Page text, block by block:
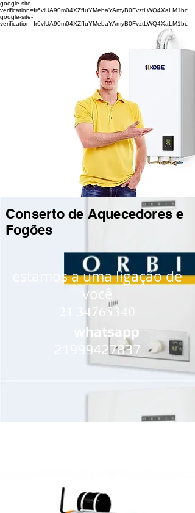
google-site-
verification=Ir6vlUA90m04XZfIuYMebaYAmyB0FvztLWQ4XaLM1bc
google-site-
verification=Ir6vlUA90m04XZfIuYMebaYAmyB0FvztLWQ4XaLM1bc
Conserto de Aquecedores e
Fogões
estamos a uma ligação de
você
21 34765340
whatsapp
21999427837